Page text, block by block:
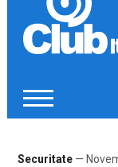
Securitate—